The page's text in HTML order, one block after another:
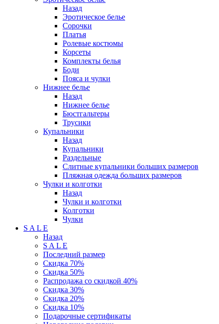
Назад
Эротическое белье
Сорочки
Платья
Ролевые костюмы
Корсеты
Комплекты белья
Боди
Пояса и чулки
Нижнее белье
Назад
Нижнее белье
Бюстгальтеры
Трусики
Купальники
Назад
Купальники
Раздельные
Слитные купальники больших размеров
Пляжная одежда больших размеров
Чулки и колготки
Назад
Чулки и колготки
Колготки
Чулки
S A L E
Назад
S A L E
Последний размер
Скидка 70%
Скидка 50%
Распродажа со скидкой 40%
Скидка 30%
Скидка 20%
Скидка 10%
Подарочные сертификаты